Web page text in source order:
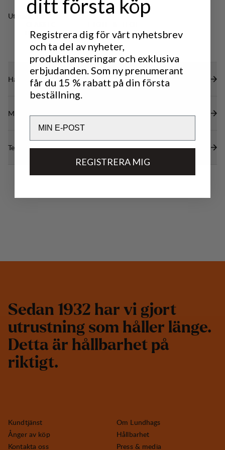
begränsa rörelsefriheten.
Hakskydd med fleecefoder på insidan.
Utmärkt för
TREKKING
TREKKING
Hållbarhetsegenskaper
Material
Tekniska specifikationer
Sedan 1932 har vi gjort
utrustning som håller länge.
Detta är hållbarhet på
riktigt.
Kundtjänst
Ånger av köp
Kontakta oss
Om Lundhags
Hållbarhet
Press & media
ditt första köp
Registrera dig för vårt nyhetsbrev
och ta del av nyheter,
produktlanseringar och exklusiva
erbjudanden. Som ny prenumerant
får du 15 % rabatt på din första
beställning.
REGISTRERA MIG